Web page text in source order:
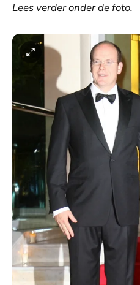
Lees verder onder de foto.